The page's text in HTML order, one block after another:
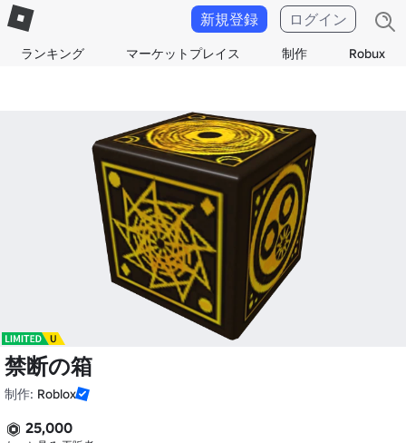
ランキング マーケットプレイス 制作 Robux
新規登録 ログイン
禁断の箱
制作: Roblox
25,000